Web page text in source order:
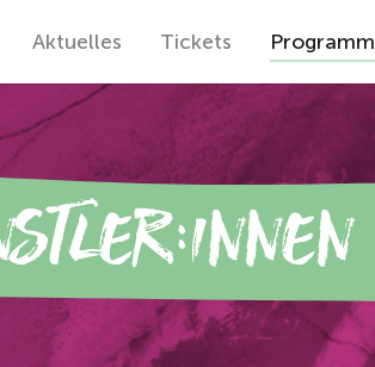
Aktuelles Tickets Programm